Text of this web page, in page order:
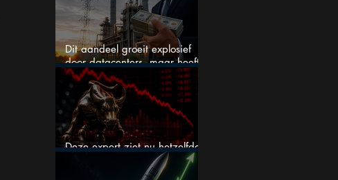
Dit aandeel groeit explosief
door datacenters, maar heeft
tientallen miljarden nodig
Deze expert ziet nu hetzelfde
als voor de crash van 1987